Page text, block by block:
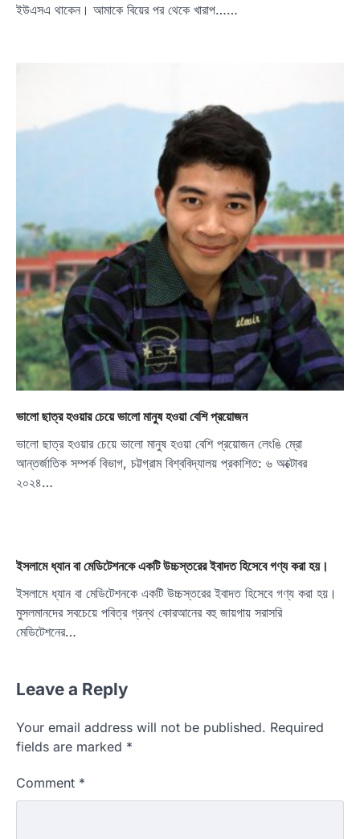
ইউএসএ থাকেন। আমাকে বিয়ের পর থেকে খারাপ……
ভালো ছাত্র হওয়ার চেয়ে ভালো মানুষ হওয়া বেশি প্রয়োজন
ভালো ছাত্র হওয়ার চেয়ে ভালো মানুষ হওয়া বেশি প্রয়োজন লেংঙি ম্রো
আন্তর্জাতিক সম্পর্ক বিভাগ, চট্টগ্রাম বিশ্ববিদ্যালয় প্রকাশিত: ৬ অক্টোবর
২০২৪…
ইসলামে ধ্যান বা মেডিটেশনকে একটি উচ্চস্তরের ইবাদত হিসেবে গণ্য করা হয়।
ইসলামে ধ্যান বা মেডিটেশনকে একটি উচ্চস্তরের ইবাদত হিসেবে গণ্য করা হয়।
মুসলমানদের সবচেয়ে পবিত্র গ্রন্থ কোরআনের বহু জায়গায় সরাসরি
মেডিটেশনের…
Leave a Reply
Your email address will not be published. Required
fields are marked *
Comment *